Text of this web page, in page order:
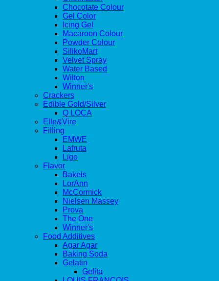
Chocotate Colour
Gel Color
Icing Gel
Macaroon Colour
Powder Colour
SilikoMart
Velvet Spray
Water Based
Wilton
Winner's
Crackers
Edible Gold/Silver
Q LOCA
Elle&Vire
Filling
EMWE
Lafruta
Ligo
Flavor
Bakels
LorAnn
McCormick
Nielsen Massey
Prova
The One
Winner's
Food Additives
Agar Agar
Baking Soda
Gelatin
Gelita